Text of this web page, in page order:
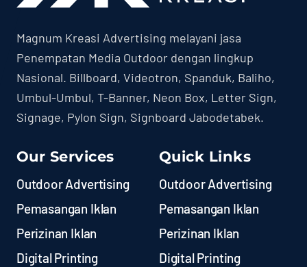
Magnum Kreasi Advertising melayani jasa
Penempatan Media Outdoor dengan lingkup
Nasional. Billboard, Videotron, Spanduk, Baliho,
Umbul-Umbul, T-Banner, Neon Box, Letter Sign,
Signage, Pylon Sign, Signboard Jabodetabek.
Our Services
Outdoor Advertising
Pemasangan Iklan
Perizinan Iklan
Digital Printing
Quick Links
Outdoor Advertising
Pemasangan Iklan
Perizinan Iklan
Digital Printing